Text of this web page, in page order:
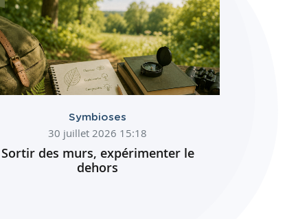
Symbioses
30 juillet 2026 15:18
Sortir des murs, expérimenter le
dehors